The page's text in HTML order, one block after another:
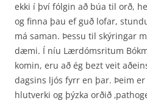
ekki í því fólgin að búa til orð,
og finna þau ef guð lofar,
má saman. Þessu til skýringar
dæmi. Í níu Lærdómsritum
komin, eru að ég bezt veit
dagsins ljós fyrr en þar. Þeim
hlutverki og þýzka orðið